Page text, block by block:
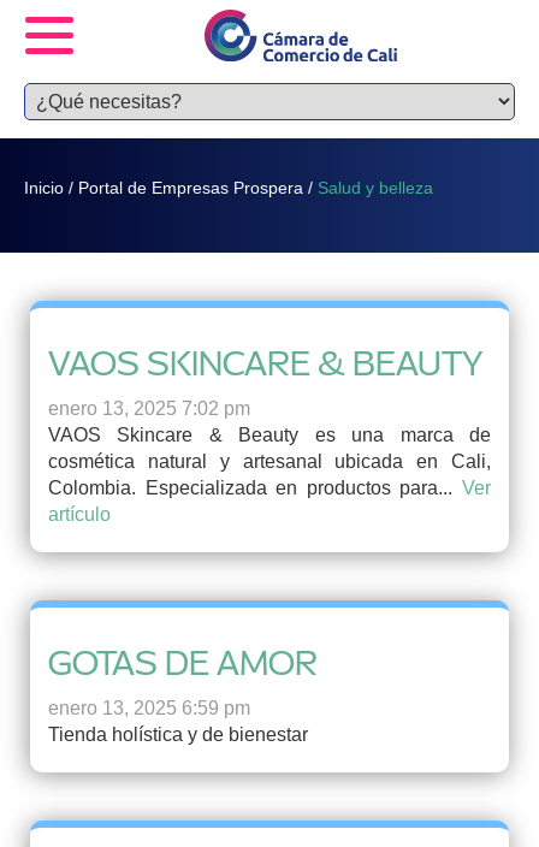
Inicio / Portal de Empresas Prospera / Salud y belleza
VAOS SKINCARE & BEAUTY
enero 13, 2025 7:02 pm
VAOS Skincare & Beauty es una marca de
cosmética natural y artesanal ubicada en Cali,
Colombia. Especializada en productos para... Ver
artículo
GOTAS DE AMOR
enero 13, 2025 6:59 pm
Tienda holística y de bienestar